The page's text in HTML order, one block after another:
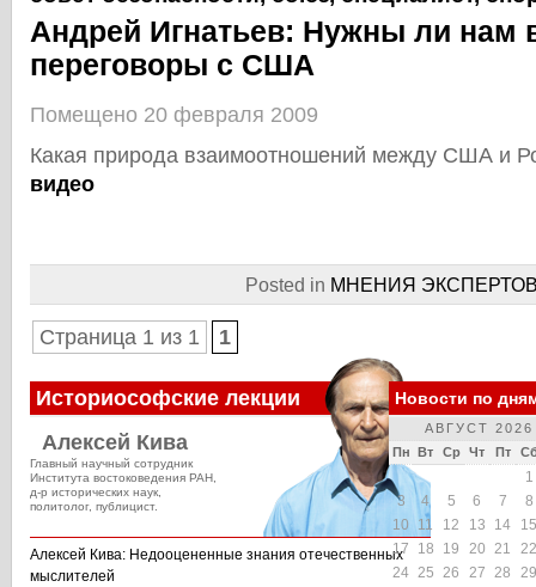
Андрей Игнатьев: Нужны ли нам
переговоры с США
Помещено 20 февраля 2009
Какая природа взаимоотношений между США и
видео
Posted in МНЕНИЯ
Страница 1 из 1 1
Историософские лекции
Алексей Кива
Главный научный сотрудник
Института востоковедения РАН,
д-р исторических наук,
политолог, публицист.
Алексей Кива: Недооцененные знания отечественных
мыслителей
Новости по
АВГУСТ 2026
Пн Вт Ср Чт Пт
1
3
4 5 6 7
8
10
11 12 13 14
15
17
18 19 20 21
22
24 25 26 27 28
29